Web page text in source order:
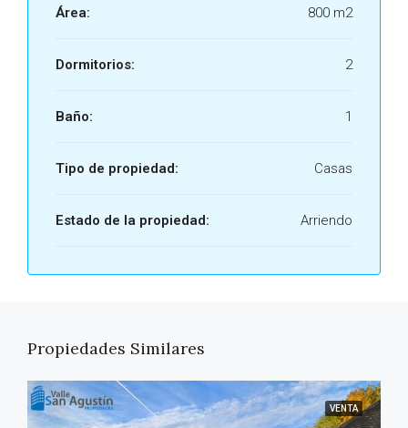
Área: 800 m2
Dormitorios: 2
Baño: 1
Tipo de propiedad: Casas
Estado de la propiedad: Arriendo
Propiedades Similares
VENTA